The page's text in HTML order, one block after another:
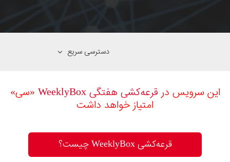
دسترسی سریع
این سرویس درقرعه‎‌کشی هفتگی WeeklyBox «سی»
امتیاز خواهد داشت
قرعه‌کشی WeeklyBox چیست؟